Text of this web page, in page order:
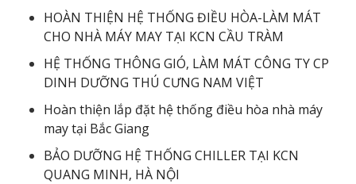
HOÀN THIỆN HỆ THỐNG ĐIỀU HÒA-LÀM MÁT
CHO NHÀ MÁY MAY TẠI KCN CẦU TRÀM
HỆ THỐNG THÔNG GIÓ, LÀM MÁT CÔNG TY CP
DINH DƯỠNG THÚ CƯNG NAM VIỆT
Hoàn thiện lắp đặt hệ thống điều hòa nhà máy
may tại Bắc Giang
BẢO DƯỠNG HỆ THỐNG CHILLER TẠI KCN
QUANG MINH, HÀ NỘI